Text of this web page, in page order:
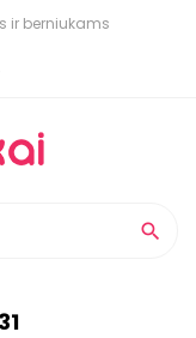
ir berniukams
